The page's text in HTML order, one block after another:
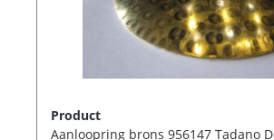
Product
Aanloopring brons 956147 Tadano